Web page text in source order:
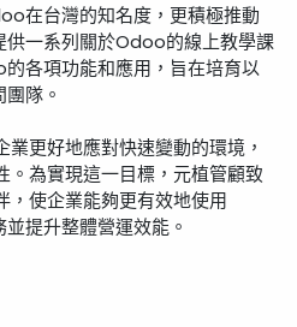
在台灣的知名度，更積極推動
供一系列關於Odoo的線上教學課
各項功能和應用，旨在培育以
隊。
更好地應對快速變動的環境，
。為實現這一目標，元植管顧致
，使企業能夠更有效地使用
提升整體營運效能。